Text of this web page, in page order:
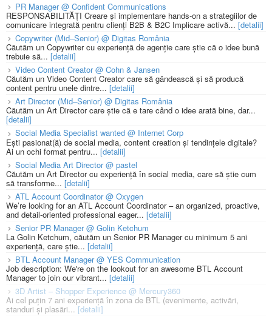
PR Manager @ Confident Communications
RESPONSABILITĂȚI Creare și implementare hands-on a strategiilor de
comunicare integrată pentru clienți B2B & B2C Implicare activă... [detalii]
Copywriter (Mid–Senior) @ Digitas România
Căutăm un Copywriter cu experiență de agenție care știe că o idee bună
trebuie să... [detalii]
Video Content Creator @ Cohn & Jansen
Căutăm un Video Content Creator care să gândească și să producă
content pentru unele dintre... [detalii]
Art Director (Mid–Senior) @ Digitas România
Căutăm un Art Director care știe că e tare când o idee arată bine, dar...
[detalii]
Social Media Specialist wanted @ Internet Corp
Ești pasionat(ă) de social media, content creation și tendințele digitale?
Ai un ochi format pentru... [detalii]
Social Media Art Director @ pastel
Căutăm un Art Director cu experiență în social media, care să știe cum
să transforme... [detalii]
ATL Account Coordinator @ Oxygen
We’re looking for an ATL Account Coordinator – an organized, proactive,
and detail-oriented professional eager... [detalii]
Senior PR Manager @ Golin Ketchum
La Golin Ketchum, căutăm un Senior PR Manager cu minimum 5 ani
experiență, care știe... [detalii]
BTL Account Manager @ YES Communication
Job description: We're on the lookout for an awesome BTL Account
Manager to join our vibrant... [detalii]
3D Artist – Shopper Experience @ Mercury360
Ai cel puțin 7 ani experiență în zona de BTL (evenimente, activări,
standuri și plasări...[detalii]